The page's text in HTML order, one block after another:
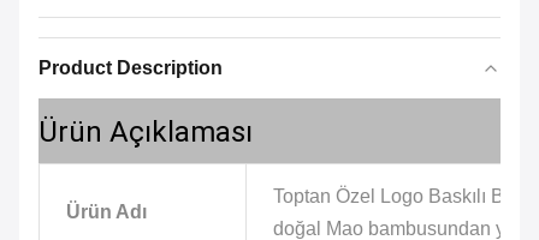
Product Description
Ürün Açıklaması
Ürün Adı
Toptan Özel Logo Baskılı
doğal Mao bambusundan